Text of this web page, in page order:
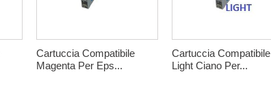
Cartuccia Compatibile
Magenta Per Eps...
Cartuccia Compatibile
Light Ciano Per...